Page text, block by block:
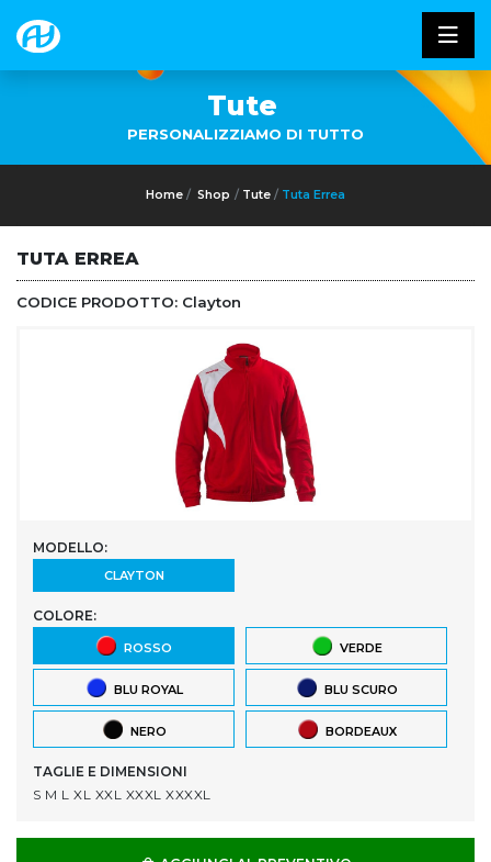
Tute
PERSONALIZZIAMO DI TUTTO
Home Shop Tute Tuta Errea
TUTA ERREA
CODICE PRODOTTO: Clayton
MODELLO:
CLAYTON
COLORE:
ROSSO VERDE
BLU ROYAL BLU SCURO
NERO BORDEAUX
TAGLIE E DIMENSIONI
S M L XL XXL XXXL XXXXL